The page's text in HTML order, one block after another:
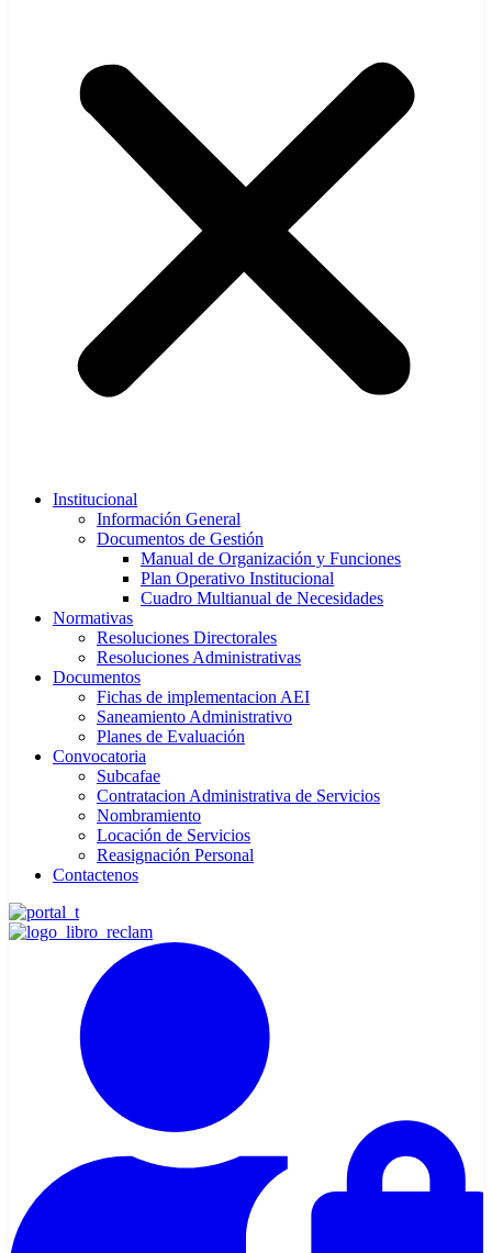
Institucional
Información General
Documentos de Gestión
Manual de Organización y Funciones
Plan Operativo Institucional
Cuadro Multianual de Necesidades
Normativas
Resoluciones Directorales
Resoluciones Administrativas
Documentos
Fichas de implementacion AEI
Saneamiento Administrativo
Planes de Evaluación
Convocatoria
Subcafae
Contratacion Administrativa de Servicios
Nombramiento
Locación de Servicios
Reasignación Personal
Contactenos